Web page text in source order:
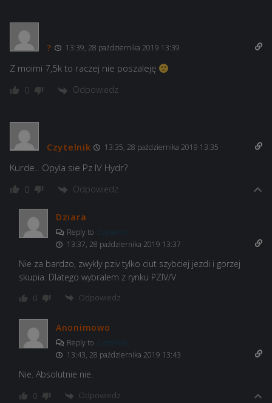
? 13:39, 28 października 2019 13:39
Z moimi 7,5k to raczej nie poszaleję
0 Odpowiedz
Czytelnik 13:35, 28 października 2019 13:35
Kurde.. Opyla sie Pz IV Hydr?
0 Odpowiedz
Dziara
Reply to Czytelnik
13:37, 28 października 2019 13:37
Nie za bardzo, zwykly pziv tylko ciut szybciej jezdi i gorzej
skupia. Dlatego wybralem z rynku PZIV/V
0 Odpowiedz
Anonimowo
Reply to Czytelnik
13:43, 28 października 2019 13:43
Nie. Absolutnie nie.
0 Odpowiedz